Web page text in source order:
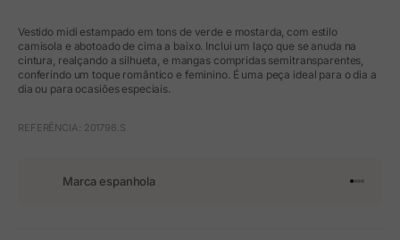
Vestido midi estampado em tons de verde e mostarda, com estilo
camisola e abotoado de cima a baixo. Inclui um laço que se anuda na
cintura, realçando a silhueta, e mangas compridas semitransparentes,
conferindo um toque romântico e feminino. É uma peça ideal para o dia a
dia ou para ocasiões especiais.
REFERÊNCIA: 201796.S
Marca espanhola Ir para o
Ir para
Ir para
Ir para